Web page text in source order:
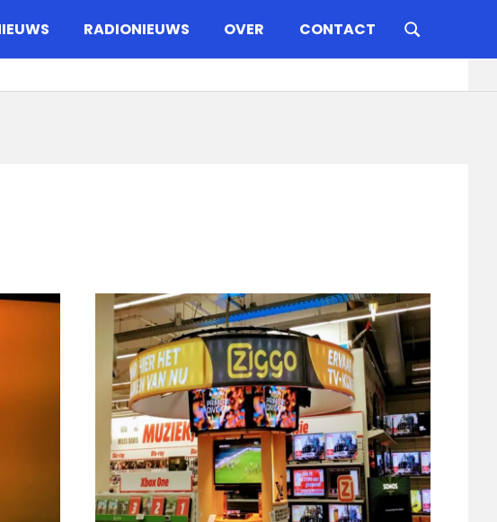
RADIONIEUWS OVER CONTACT